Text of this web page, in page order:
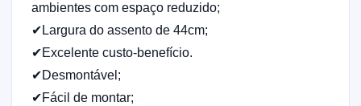
ambientes com espaço reduzido;
✔Largura do assento de 44cm;
✔Excelente custo-benefício.
✔Desmontável;
✔Fácil de montar;